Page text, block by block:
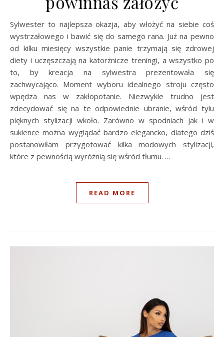
Sylwester to najlepsza okazja, aby włożyć na siebie coś
wystrzałowego i bawić się do samego rana. Już na pewno
od kilku miesięcy wszystkie panie trzymają się zdrowej
diety i uczęszczają na katorżnicze treningi, a wszystko po
to, by kreacja na sylwestra prezentowała się
zachwycająco. Moment wyboru idealnego stroju często
wpędza nas w zakłopotanie. Niezwykle trudno jest
zdecydować się na te odpowiednie ubranie, wśród tylu
pięknych stylizacji wkoło. Zarówno w spodniach jak i w
sukience można wyglądać bardzo elegancko, dlatego dziś
postanowiłam przygotować kilka modowych stylizacji,
które z pewnością wyróżnią się wśród tłumu. …
READ MORE